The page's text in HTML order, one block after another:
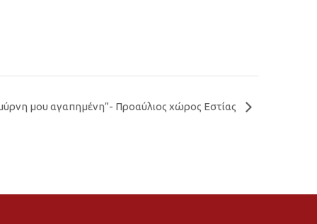
μου αγαπημένη”- Προαύλιος χώρος Εστίας